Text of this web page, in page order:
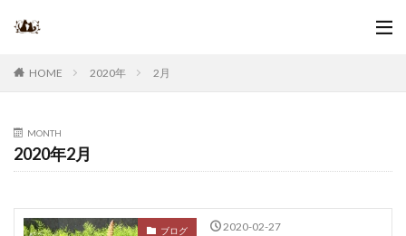
HOME 2020年 2月
MONTH
2020年2月
ブログ 2020-02-27